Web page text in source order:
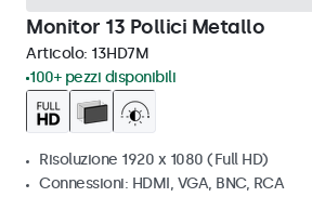
Monitor 13 Pollici Metallo
Articolo: 13HD7M
100+ pezzi disponibili
Risoluzione 1920 x 1080 (Full HD)
Connessioni: HDMI, VGA, BNC, RCA